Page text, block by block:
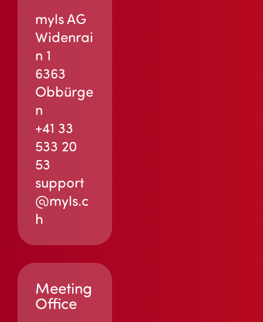
myls AG
Widenrai
n 1
6363
Obbürge
n
+41 33
533 20
53
support
@myls.c
h
Meeting
Office